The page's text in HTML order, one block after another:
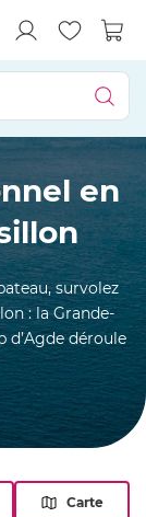
en
survolez
: la Grande-
d’Agde déroule
miroite
chaque
360° sur
Carte